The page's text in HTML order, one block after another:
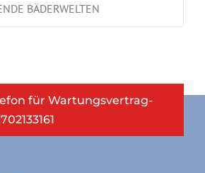
BÄDERWELTEN
für Wartungsvertrag-